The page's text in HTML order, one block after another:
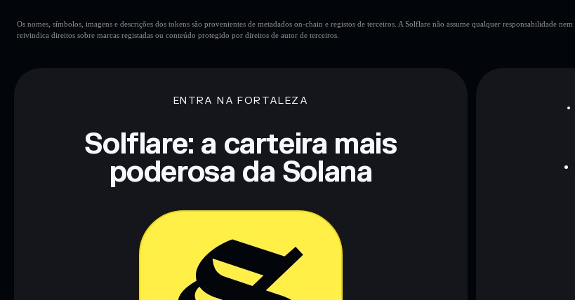
Os nomes, símbolos, imagens e descrições dos tokens são provenientes de metadados on-chain e registos de terceiros. A Solflare não assume qualquer responsabilidade nem
reivindica direitos sobre marcas registadas ou conteúdo protegido por direitos de autor de terceiros.
ENTRA NA FORTALEZA
Solflare: a carteira mais
poderosa da Solana